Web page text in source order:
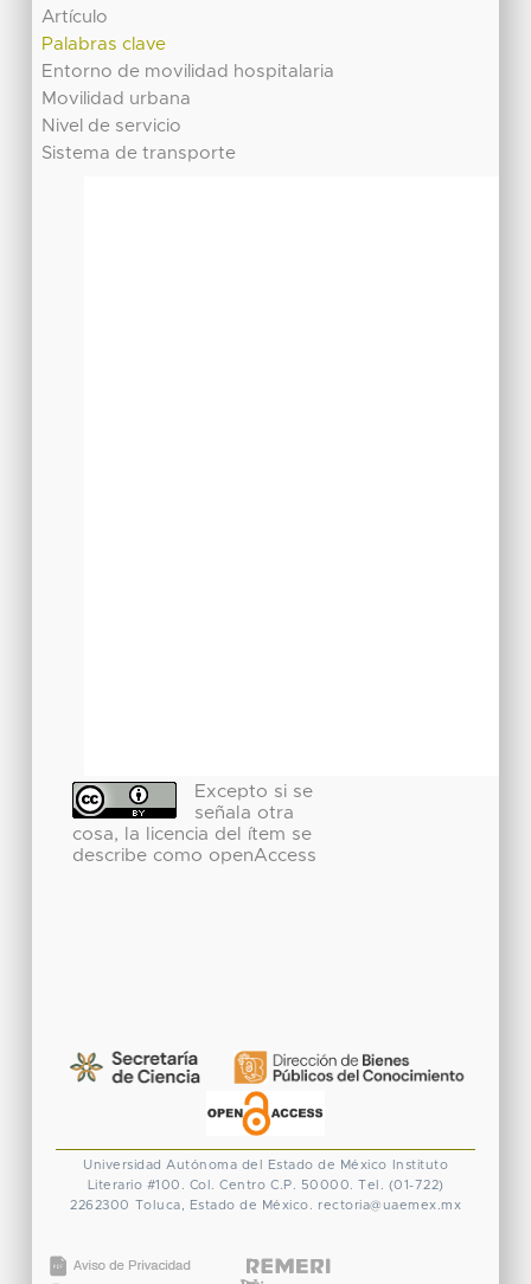
Artículo
Palabras clave
Entorno de movilidad hospitalaria
Movilidad urbana
Nivel de servicio
Sistema de transporte
Excepto si se
señala otra
cosa, la licencia del ítem se
describe como openAccess
Universidad Autónoma del Estado de México
Instituto
Literario #100. Col. Centro C.P. 50000. Tel. (01-722)
2262300 Toluca, Estado de México. rectoria@uaemex.mx